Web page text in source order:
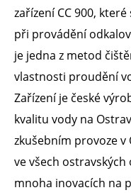
zařízení CC 900,
při provádění
je jedna z metod
vlastnosti proudění
Zařízení je české
kvalitu vody na
zkušebním provoze v
ve všech
mnoha inovacích na